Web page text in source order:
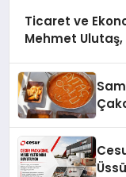
Ticaret ve
Mehmet